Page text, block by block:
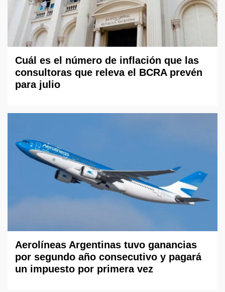
Cuál es el número de inflación que las
consultoras que releva el BCRA prevén
para julio
Aerolíneas Argentinas tuvo ganancias
por segundo año consecutivo y pagará
un impuesto por primera vez